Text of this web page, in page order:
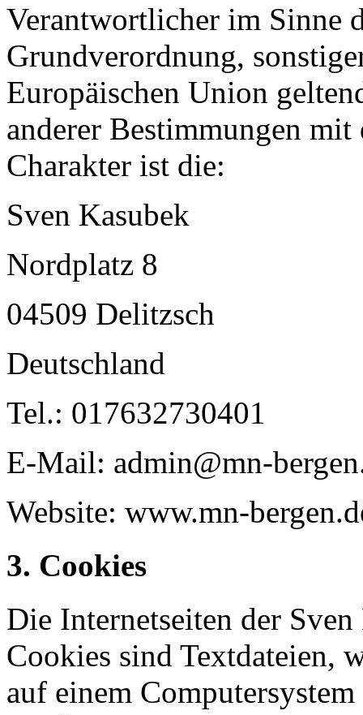
Verantwortlicher im Sinne
Grundverordnung,
Europäischen Union
anderer Bestimmungen
Charakter ist die:
Sven Kasubek
Nordplatz 8
04509 Delitzsch
Deutschland
Tel.: 017632730401
E-Mail: admin@mn-
Website: www.mn-
3. Cookies
Die Internetseiten der
Cookies sind Textdateien,
auf einem